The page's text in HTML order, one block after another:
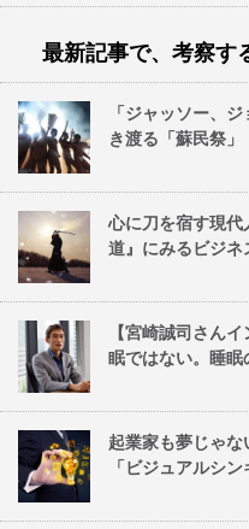
最新記事で、考察す
「ジャッソー、
き渡る「蘇民祭」
心に刀を宿す現
道』にみるビジネ
【宮崎誠司さん
眠ではない。睡眠
起業家も夢じゃ
「ビジュアルシ